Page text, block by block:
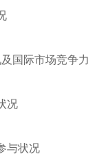
国际市场竞争力
况
与状况